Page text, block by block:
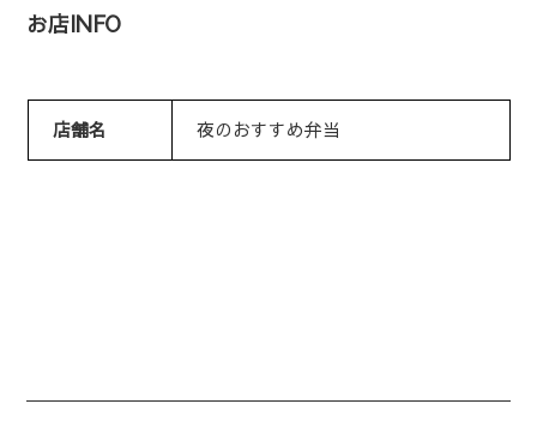
お店INFO
店舗名 夜のおすすめ弁当